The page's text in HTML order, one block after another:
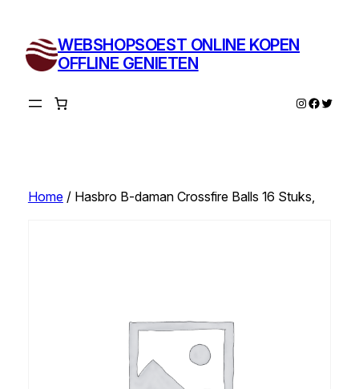
inhoud
WEBSHOPSOEST ONLINE KOPEN
OFFLINE GENIETEN
Instagram
Twitter
Home/ Hasbro B-daman Crossfire Balls 16 Stuks,